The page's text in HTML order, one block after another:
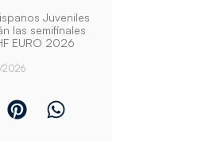
Juveniles
las semifinales
EURO 2026